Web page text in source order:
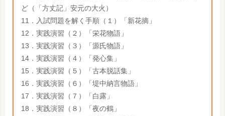
ど（「方丈記」安元の大火）
11．入試問題を解く手順（１）「新花摘」
12．実践演習（２）「栄花物語」
13．実践演習（３）「源氏物語」
14．実践演習（４）「発心集」
15．実践演習（５）「古本脱話集」
16．実践演習（６）「堤中納言物語」
17．実践演習（７）「白露」
18．実践演習（８）「夜の鶴」